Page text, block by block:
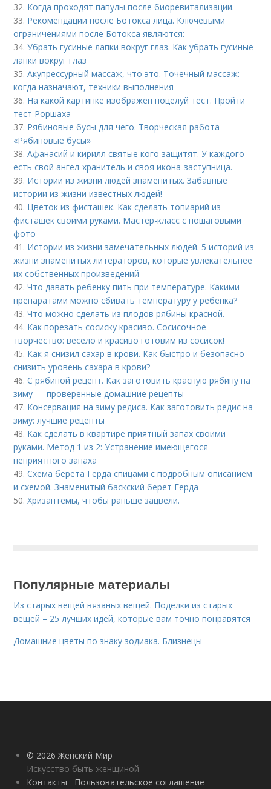
32. Когда проходят папулы после биоревитализации.
33. Рекомендации после Ботокса лица. Ключевыми
ограничениями после Ботокса являются:
34.Убрать гусиные лапки вокруг глаз. Как убрать гусиные
лапки вокруг глаз
35.Акупрессурный массаж, что это. Точечный массаж:
когда назначают, техники выполнения
36. На какой картинке изображен поцелуй тест. Пройти
тест Роршаха
37. Рябиновые бусы для чего. Творческая работа
«Рябиновые бусы»
38.Афанасий и кирилл святые кого защитят. У каждого
есть свой ангел-хранитель и своя икона-заступница.
39. Истории из жизни людей знаменитых. Забавные
истории из жизни известных людей!
40. Цветок из фисташек. Как сделать топиарий из
фисташек своими руками. Мастер-класс с пошаговыми
фото
41. Истории из жизни замечательных людей. 5 историй из
жизни знаменитых литераторов, которые увлекательнее
их собственных произведений
42.Что давать ребенку пить при температуре. Какими
препаратами можно сбивать температуру у ребенка?
43.Что можно сделать из плодов рябины красной.
44. Как порезать сосиску красиво. Сосисочное
творчество: весело и красиво готовим из сосисок!
45. Как я снизил сахар в крови. Как быстро и безопасно
снизить уровень сахара в крови?
46.С рябиной рецепт. Как заготовить красную рябину на
зиму — проверенные домашние рецепты
47. Консервация на зиму редиса. Как заготовить редис на
зиму: лучшие рецепты
48. Как сделать в квартире приятный запах своими
руками. Метод 1 из 2: Устранение имеющегося
неприятного запаха
49.Схема берета Герда спицами с подробным описанием
и схемой. Знаменитый баскский берет Герда
50.Хризантемы, чтобы раньше зацвели.
Популярные материалы
Из старых вещей вязаных вещей. Поделки из старых
вещей – 25 лучших идей, которые вам точно понравятся
Домашние цветы по знаку зодиака. Близнецы
© 2026 Женский Мир
Искусство быть женщиной
Контакты
Пользовательское соглашение